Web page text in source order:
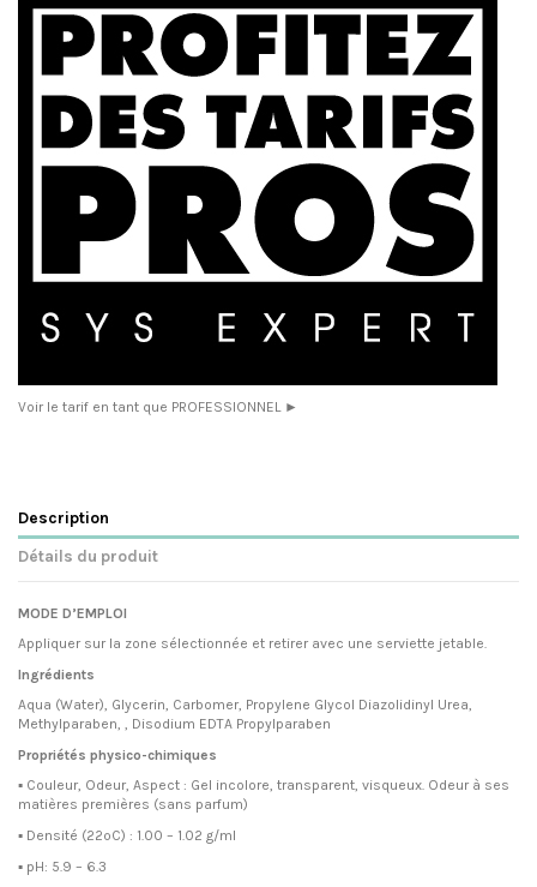
Voir le tarif en tant que PROFESSIONNEL ►
Description
Détails du produit
MODE D’EMPLOI
Appliquer sur la zone sélectionnée et retirer avec une serviette jetable.
Ingrédients
Aqua (Water), Glycerin, Carbomer, Propylene Glycol Diazolidinyl Urea,
Methylparaben, , Disodium EDTA Propylparaben
Propriétés physico-chimiques
▪ Couleur, Odeur, Aspect : Gel incolore, transparent, visqueux. Odeur à ses
matières premières (sans parfum)
▪ Densité (22ºC) : 1.00 – 1.02 g/ml
▪ pH: 5.9 – 6.3